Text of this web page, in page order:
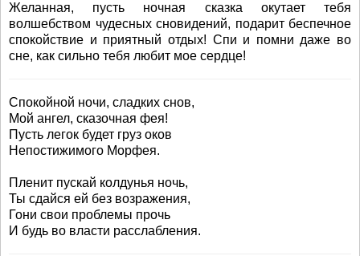
Желанная, пусть ночная сказка окутает тебя
волшебством чудесных сновидений, подарит беспечное
спокойствие и приятный отдых! Спи и помни даже во
сне, как сильно тебя любит мое сердце!
Спокойной ночи, сладких снов,
Мой ангел, сказочная фея!
Пусть легок будет груз оков
Непостижимого Морфея.
Пленит пускай колдунья ночь,
Ты сдайся ей без возражения,
Гони свои проблемы прочь
И будь во власти расслабления.